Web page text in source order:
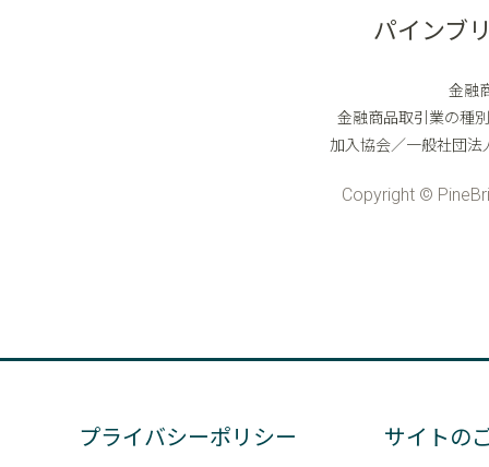
プライバシーポリシー サイトの